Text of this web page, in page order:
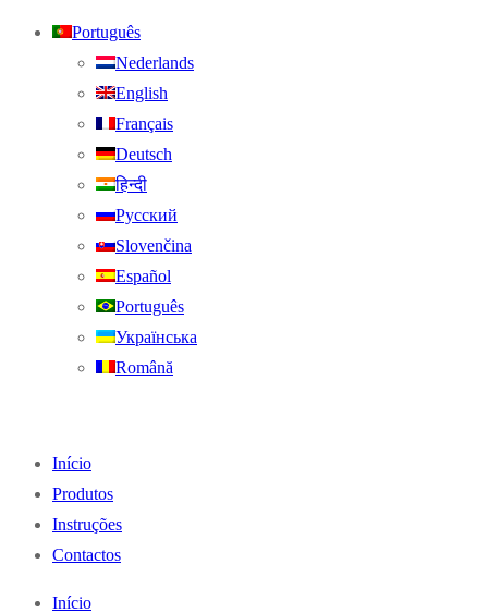
Português
Nederlands
English
Français
Deutsch
हिन्दी
Русский
Slovenčina
Español
Português
Українська
Română
Início
Produtos
Instruções
Contactos
Início